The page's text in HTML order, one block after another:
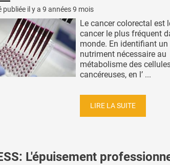
publiée il y a 9 années 9 mois
Le cancer colorectal est
cancer le plus fréquent
monde. En identifiant un
nutriment nécessaire au
métabolisme des
cancéreuses, en l’ ...
LIRE LA SUITE
L'épuisement